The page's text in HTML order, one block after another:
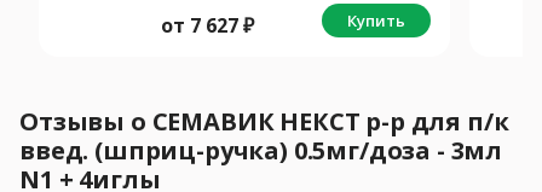
от 7 627₽ Купить
Отзывы о СЕМАВИК НЕКСТ р-р для п/к
введ. (шприц-ручка) 0.5мг/доза - 3мл
N1 + 4иглы